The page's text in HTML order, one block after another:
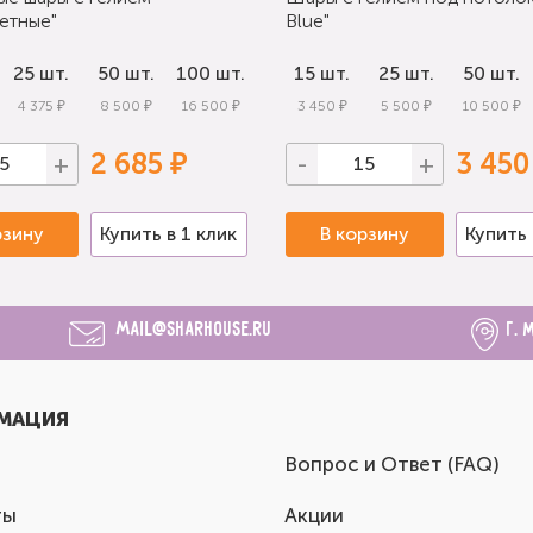
25 шт.
4 375 ₽
50 шт.
8 500 ₽
100 шт.
16 500 ₽
+ 2 685 ₽
Купить в 1 клик
Blue"
15 шт.
3 450 ₽
25 шт.
5 500 ₽
50 шт.
10 500 ₽
- + 3
В корзину Купить
mail@sharhouse.ru г.
Вопрос и Ответ (FAQ)
Акции